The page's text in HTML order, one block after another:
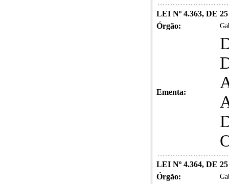
LEI Nº 4.363, DE
Órgão:
Ementa:
LEI Nº 4.364, DE
Órgão: